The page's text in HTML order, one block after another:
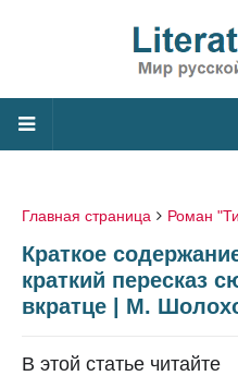
Главная страница Роман
Краткое
краткий пересказ
вкратце | М.
В этой статье читайте